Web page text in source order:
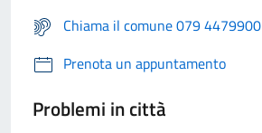
Chiama il comune 079 4479900
Prenota un appuntamento
Problemi in città